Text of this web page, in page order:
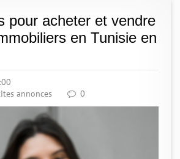
pour acheter et vendre
en Tunisie en
annonces 0